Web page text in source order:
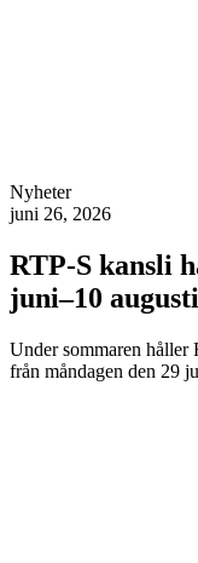
Nyheter
juni 26, 2026
RTP-S kansli
juni–10 augusti
Under sommaren håller
från måndagen den 29